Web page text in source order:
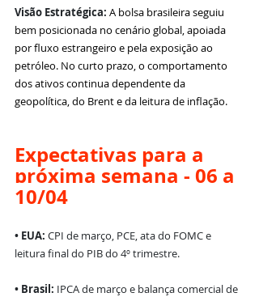
Visão Estratégica: A bolsa brasileira seguiu
bem posicionada no cenário global, apoiada
por fluxo estrangeiro e pela exposição ao
petróleo. No curto prazo, o comportamento
dos ativos continua dependente da
geopolítica, do Brent e da leitura de inflação.
Expectativas para a
próxima semana - 06 a
10/04
• EUA: CPI de março, PCE, ata do FOMC e
leitura final do PIB do 4º trimestre.
• Brasil: IPCA de março e balança comercial de